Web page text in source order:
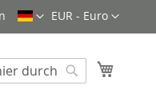
Währung
EUR - Euro
Sprache